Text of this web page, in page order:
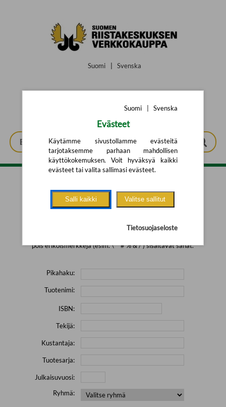
Suomi Svenska
Tarkennettu haku
pois erikoismerkkejä (esim. \' " # % & / ) sisältävät sanat.
Pikahaku:
Tuotenimi:
ISBN:
Tekijä:
Kustantaja:
Tuotesarja:
Julkaisuvuosi:
Ryhmä:
Suomi Svenska
Evästeet
Käytämme sivustollamme evästeitä
tarjotaksemme parhaan mahdollisen
käyttökokemuksen. Voit hyväksyä kaikki
evästeet tai valita sallimasi evästeet.
Salli kaikki Valitse sallitut
Tietosuojaseloste